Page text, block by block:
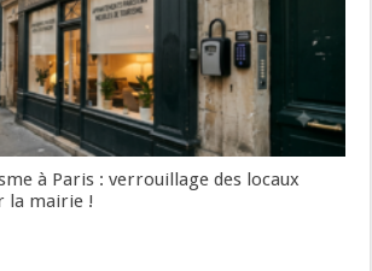
à Paris : verrouillage des locaux
la mairie !